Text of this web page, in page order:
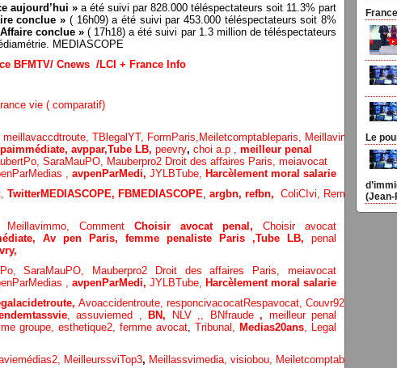
aujourd’hui » a été suivi par 828.000 téléspectateurs soit 11.3% part
conclue » ( 16h09) a été suivi par 453.000 téléspectateurs soit 8%
Affaire conclue »( 17h18) a été suivi par 1.3 million de téléspectateurs
MEDIASCOPE
BFMTV/ Cnews /LCI + France Info
vie ( comparatif)
meillavaccdtroute, TBlegalYT, FormParis, Meiletcomptableparis Meillavimmo,
avppar,Tube LB, peevry, choi a.p , meilleur penal
SaraMauPO, Mauberpro2 Droit des affaires Paris, meiavocat
, avpenParMedi, JYLBTube,
Harcèlement moral salarie
TwitterMEDIASCOPE, FBMEDIASCOPE argbn, refbn, ColiCIvi, Remypics,
Meillavimmo, Comment Choisir avocat penal, Choisir avocat
Av pen Paris, femme penaliste Paris ,Tube LB, penal
SaraMauPO, Mauberpro2 Droit des affaires Paris,meiavocat
, avpenParMedi, JYLBTube,
Harcèlement moral salarie
Avoaccidentroute, responcivacocatRespavocat, Couvr92,
,assuviemed , BN, NLV , BNfraude, meilleur penal
groupe, esthetique2, femme avocat Tribunal, Medias20ans
Legal
2, MeilleurssviTop3, Meillassvimedia, visiobou Meiletcomptableparis
Le
(Jean-